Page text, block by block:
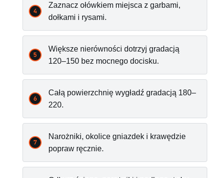
Zaznacz ołówkiem miejsca z garbami,
dołkami i rysami.
Większe nierówności dotrzyj gradacją
120–150 bez mocnego docisku.
Całą powierzchnię wygładź gradacją 180–
220.
Narożniki, okolice gniazdek i krawędzie
popraw ręcznie.